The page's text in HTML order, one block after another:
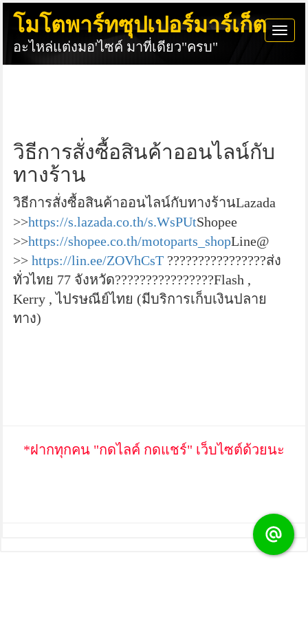
โมโตพาร์ทซุปเปอร์มาร์เก็ต
อะไหล่แต่งมอ'ไซค์ มาที่เดียว"ครบ"
วิธีการสั่งซื้อสินค้าออนไลน์กับ
ทางร้าน
วิธีการสั่งซื้อสินค้าออนไลน์กับทางร้านLazada
>>https://s.lazada.co.th/s.WsPUtShopee
>>https://shopee.co.th/motoparts_shopLine@
>> https://lin.ee/ZOVhCsT ????????????????ส่ง
ทั่วไทย 77 จังหวัด????????????????Flash ,
Kerry , ไปรษณีย์ไทย (มีบริการเก็บเงินปลาย
ทาง)
*ฝากทุกคน "กดไลค์ กดแชร์" เว็บไซต์ด้วยนะ